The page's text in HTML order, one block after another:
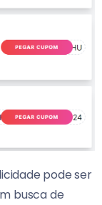
pode ser
busca de